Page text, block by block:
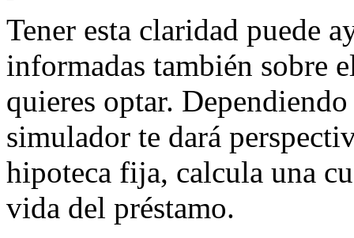
Tener esta claridad puede
informadas también sobre
quieres optar.
simulador te dará
hipoteca fija, calcula una
vida del préstamo.